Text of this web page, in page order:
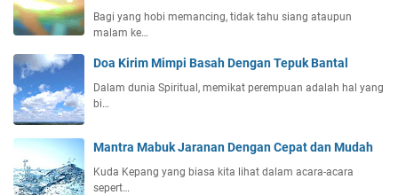
Bagi yang hobi memancing, tidak tahu siang ataupun
malam ke…
Doa Kirim Mimpi Basah Dengan Tepuk Bantal
Dalam dunia Spiritual, memikat perempuan adalah hal yang
bi…
Mantra Mabuk Jaranan Dengan Cepat dan Mudah
Kuda Kepang yang biasa kita lihat dalam acara-acara
sepert…